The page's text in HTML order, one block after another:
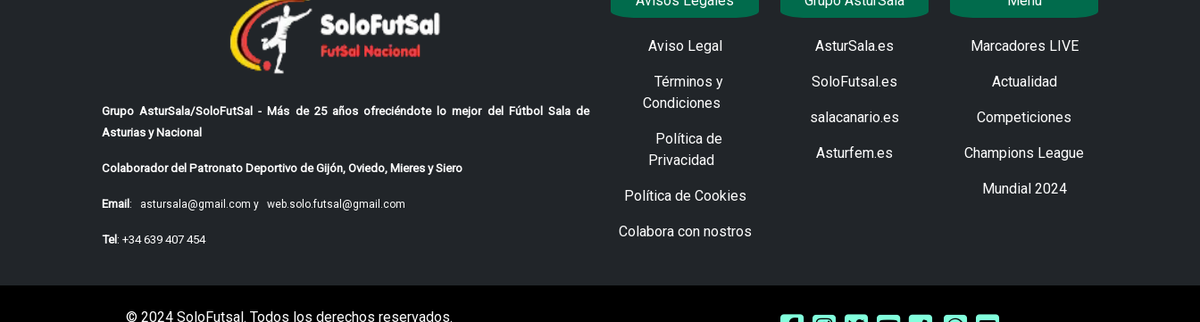
Grupo AsturSala/SoloFutSal - Más de 25 años ofreciéndote lo mejor del Fútbol Sala de
Asturias y Nacional
Colaborador del Patronato Deportivo de Gijón, Oviedo, Mieres y Siero
Email : astursala@gmail.com y web.solo.futsal@gmail.com
Tel : +34 639 407 454
Aviso Legal
Términos y
Condiciones
Política de
Privacidad
Política de Cookies
Colabora con nostros
AsturSala.es
SoloFutsal.es
salacanario.es
Asturfem.es
Marcadores LIVE
Actualidad
Competiciones
Champions League
Mundial 2024
© 2024 SoloFutsal. Todos los derechos reservados.